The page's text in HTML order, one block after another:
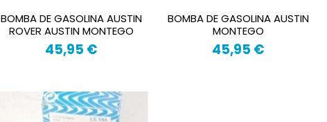
BOMBA DE GASOLINA AUSTIN
ROVER AUSTIN MONTEGO
45,95 €
BOMBA DE GASOLINA AUSTIN
MONTEGO
45,95 €